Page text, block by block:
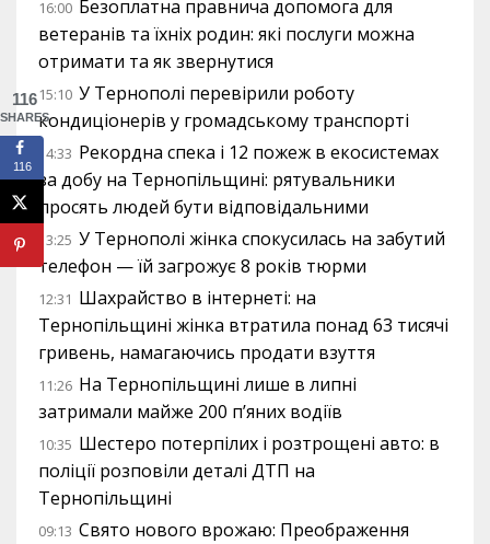
16:00 Безоплатна правнича допомога для
ветеранів та їхніх родин: які послуги можна
отримати та як звернутися
15:10 У Тернополі перевірили роботу
кондиціонерів у громадському транспорті
14:33 Рекордна спека і 12 пожеж в екосистемах
за добу на Тернопільщині: рятувальники
просять людей бути відповідальними
13:25 У Тернополі жінка спокусилась на забутий
телефон — їй загрожує 8 років тюрми
12:31 Шахрайство в інтернеті: на
Тернопільщині жінка втратила понад 63 тисячі
гривень, намагаючись продати взуття
11:26 На Тернопільщині лише в липні
затримали майже 200 п’яних водіїв
10:35 Шестеро потерпілих і розтрощені авто: в
поліції розповіли деталі ДТП на
Тернопільщині
09:13 Свято нового врожаю: Преображення
116
SHARES
116